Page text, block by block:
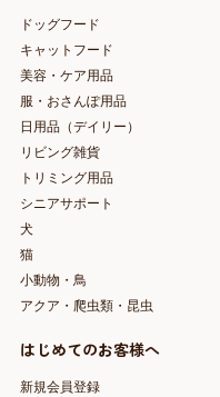
ドッグフード
キャットフード
美容・ケア用品
服・おさんぽ用品
日用品（デイリー）
リビング雑貨
トリミング用品
シニアサポート
犬
猫
小動物・鳥
アクア・爬虫類・昆虫
はじめてのお客様へ
新規会員登録